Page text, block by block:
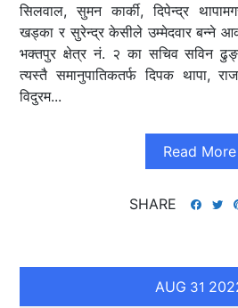
सिलवाल, सुमन कार्की, दिपेन्द्र
खड्का र सुरेन्द्र केसीले उम्मेदवार बन्ने
भक्तपुर क्षेत्र नं. २ का सचिव सविन
त्यस्तै समानुपातिकतर्फ दिपक थापा,
विदुरम...
Read More
SHARE
AUG 31